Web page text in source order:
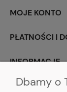
MOJE KONTO
PŁATNOŚCI I
INFORMACJE
O NAS
Dbamy o